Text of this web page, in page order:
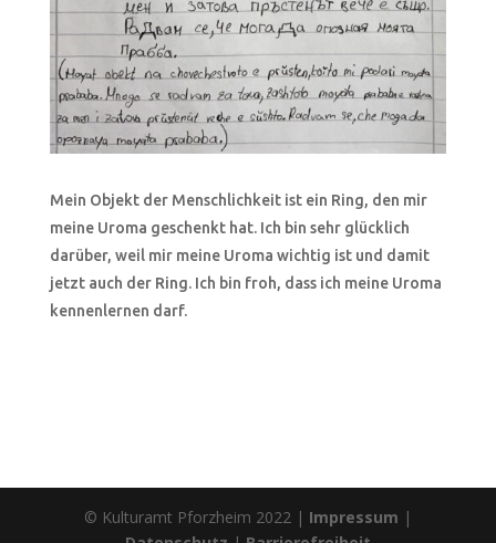
Mein Objekt der Menschlichkeit ist ein Ring, den mir
meine Uroma geschenkt hat. Ich bin sehr glücklich
darüber, weil mir meine Uroma wichtig ist und damit
jetzt auch der Ring. Ich bin froh, dass ich meine Uroma
kennenlernen darf.
© Kulturamt Pforzheim 2022 | Impressum |